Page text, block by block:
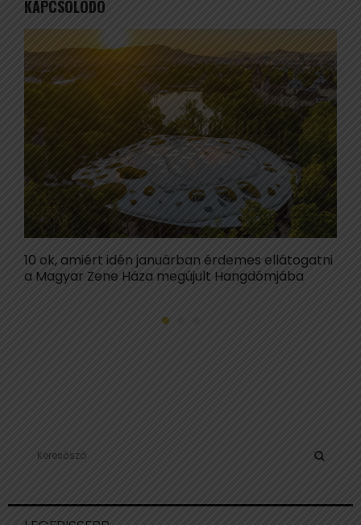
KAPCSOLÓDÓ
10 ok, amiért idén januárban érdemes ellátogatni
a Magyar Zene Háza megújult Hangdómjába